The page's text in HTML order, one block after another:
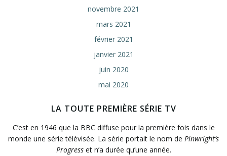
novembre 2021
mars 2021
février 2021
janvier 2021
juin 2020
mai 2020
LA TOUTE PREMIÈRE SÉRIE TV
C’est en 1946 que la BBC diffuse pour la première fois dans le
monde une série télévisée. La série portait le nom de Pinwright’s
Progresset n’a durée qu’une année.